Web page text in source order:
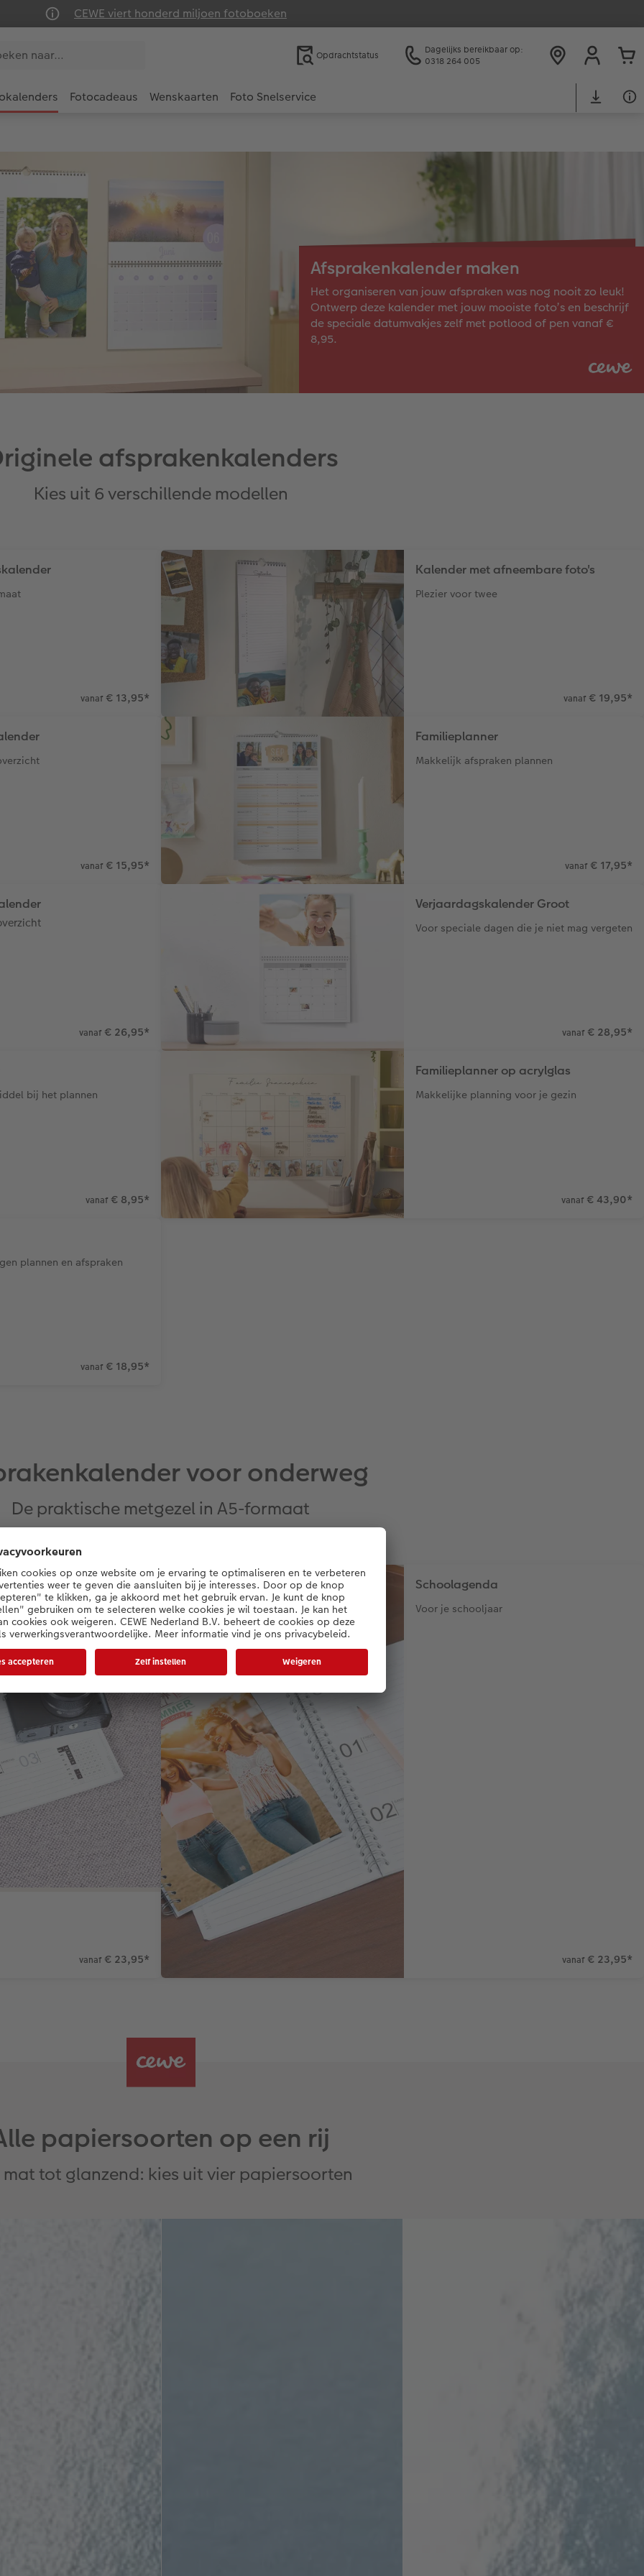
CEWE viert honderd miljoen fotoboeken
Opdrachtstatus
Dagelijks bereikbaar op:
0318 264 005
Fotocadeaus Wenskaarten Foto Snelservice
Afsprakenkalender maken
Het organiseren van jouw afspraken was nog nooit zo leuk!
Ontwerp deze kalender met jouw mooiste foto’s en beschrijf
de speciale datumvakjes zelf met potlood of pen vanaf €
8,95.
afsprakenkalenders
Kies uit 6 verschillende modellen
vanaf € 13,95*
Kalender met afneembare foto's
Plezier voor twee
vanaf € 19,95*
vanaf € 15,95*
Familieplanner
Makkelijk afspraken plannen
vanaf € 17,95*
vanaf € 26,95*
Verjaardagskalender Groot
Voor speciale dagen die je niet mag vergeten
vanaf € 28,95*
bij het plannen
vanaf € 8,95*
Familieplanner op acrylglas
Makkelijke planning voor je gezin
vanaf € 43,90*
plannen en afspraken
vanaf € 18,95*
voor onderweg
De praktische metgezel in A5-formaat
vanaf € 23,95*
Schoolagenda
Voor je schooljaar
vanaf € 23,95*
papiersoorten op een rij
mat tot glanzend: kies uit vier papiersoorten